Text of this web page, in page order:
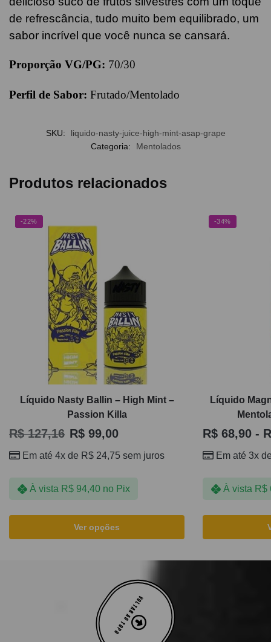
de refrescância, tudo muito bem equilibrado, um
sabor incrível que você nunca se cansará.
Proporção VG/PG: 70/30
Perfil de Sabor: Frutado/Mentolado
SKU:
liquido-nasty-juice-high-mint-asap-grape
Categoria:
Mentolados
Produtos relacionados
-22%
Líquido Nasty Ballin – High Mint –
Passion Killa
R$127,16 R$ 99,00
Em até 4x de R$ 24,75 sem juros
À vista R$94,40 no Pix
Ver opções
-34%
Líquido
R$ 68,90 -
Em até 3x
À vista R$
VOLTAR AO TOPO